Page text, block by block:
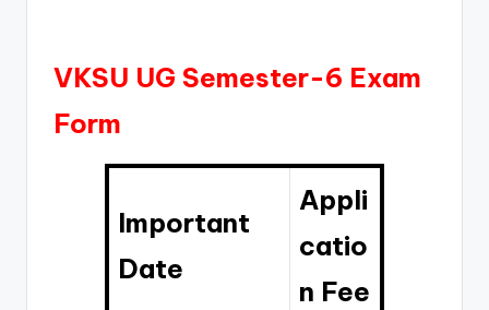
VKSU UG Semester-6 Exam
Form
Important
Date
Appli
catio
n Fee